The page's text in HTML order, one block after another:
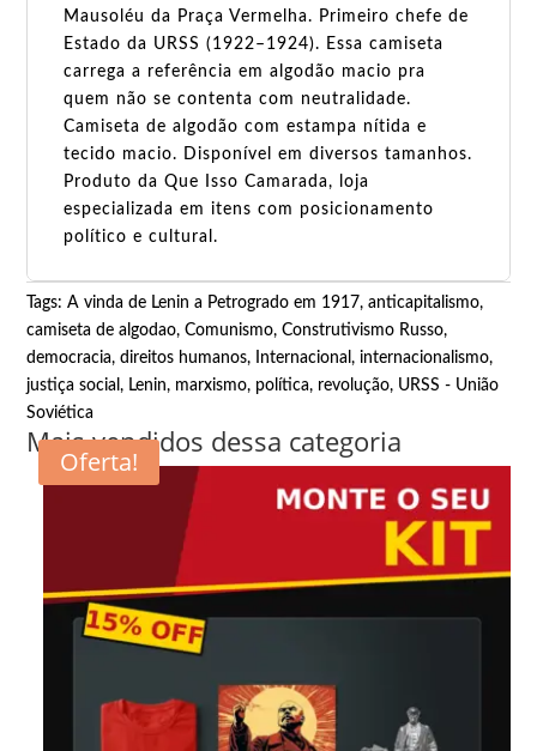
Mausoléu da Praça Vermelha. Primeiro chefe de
Estado da URSS (1922–1924). Essa camiseta
carrega a referência em algodão macio pra
quem não se contenta com neutralidade.
Camiseta de algodão com estampa nítida e
tecido macio. Disponível em diversos tamanhos.
Produto da Que Isso Camarada, loja
especializada em itens com posicionamento
político e cultural.
Tags:A vinda de Lenin a Petrogrado em 1917,anticapitalismo,
camiseta de algodao,Comunismo,Construtivismo Russo,
democracia,direitos humanos, Internacional,internacionalismo,
justiça social, Lenin, marxismo, política, revolução, URSS - União
Soviética
Mais vendidos dessa categoria
Oferta!